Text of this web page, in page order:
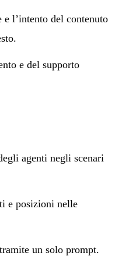
l’intento del contenuto
e del supporto
agenti negli scenari
e posizioni nelle
un solo prompt.